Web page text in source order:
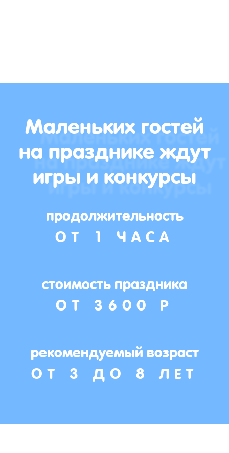
Маленьких гостей
на празднике ждут
игры и конкурсы
продолжительность
ОТ 1 ЧАСА
стоимость праздника
ОТ 3600 Р
рекомендуемый возраст
ОТ 3 ДО 8 ЛЕТ